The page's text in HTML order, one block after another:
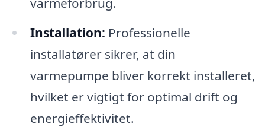
Installation: Professionelle
installatører sikrer, at din
varmepumpe bliver korrekt installeret,
hvilket er vigtigt for optimal drift og
energieffektivitet.